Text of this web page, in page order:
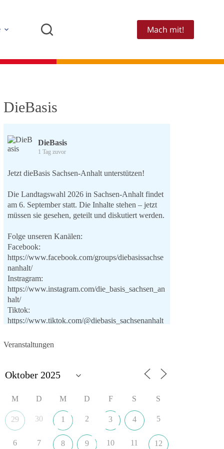
Mach mit!
DieBasis
DieBasis
1 Tag zuvor
Jetzt dieBasis Sachsen-Anhalt unterstützen!
Die Landtagswahl 2026 in Sachsen-Anhalt findet
am 6. September statt. Die Inhalte stehen – jetzt
müssen sie gesehen, geteilt und diskutiert werden.
Folge unseren Kanälen:
Facebook:
https://www.facebook.com/groups/diebasissachse
nanhalt/
Instragram:
https://www.instagram.com/die_basis_sachsen_an
halt/
Tiktok:
https://www.tiktok.com/@diebasis_sachsenanhalt
Youtube:
🟩🟩🟦🟦🟥🟥🟧🟧
Like, teile und kommentiere unsere Beiträge,
wir stehen und warum es sich lohnt, dieBasis zu
wählen.
https://diebasis-st.de/wahlprogramm/
Veranstaltungen
M D M D F S S
29 30 1 2 3 4 5
6 7 8 9 10 11 12